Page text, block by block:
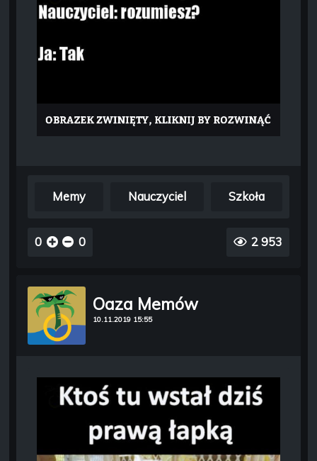
Memy Nauczyciel Szkoła
0 0 2 953
Oaza Memów
10.11.2019 15:55